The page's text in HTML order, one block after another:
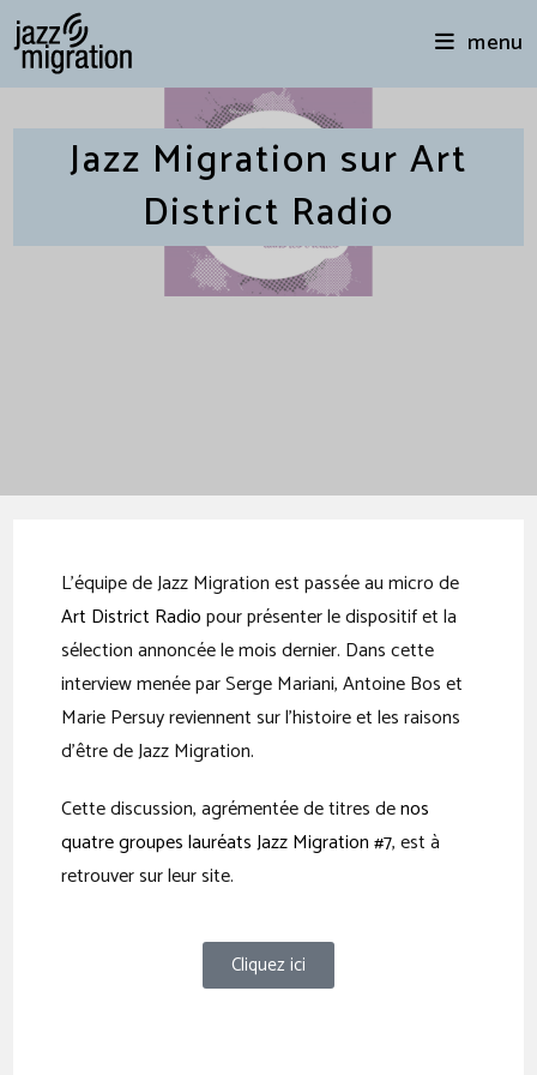
menu
Jazz Migration sur Art
District Radio
L’équipe de Jazz Migration est passée au micro de
Art District Radiopour présenter le dispositif et la
sélection annoncée le mois dernier. Dans cette
interview menée par Serge Mariani, Antoine Bos et
Marie Persuy reviennent sur l’histoire et les raisons
d’être de Jazz Migration.
Cette discussion, agrémentée de titres denos
quatre groupes lauréats Jazz Migration #7, est à
retrouver sur leur site.
Cliquez ici